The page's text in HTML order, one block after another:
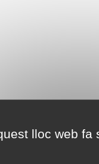
lloc web fa